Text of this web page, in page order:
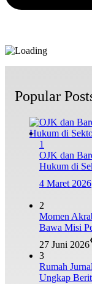
Popular
1
OJK dan
Hukum di
4 Maret 2026
2
Momen
Bawa Misi
27 Juni 2026
3
Rumah
Ungkap